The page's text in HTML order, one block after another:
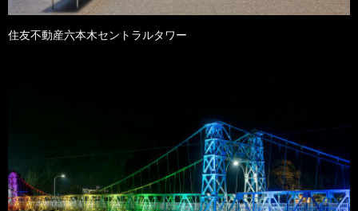
住友不動産六本木セントラルタワー